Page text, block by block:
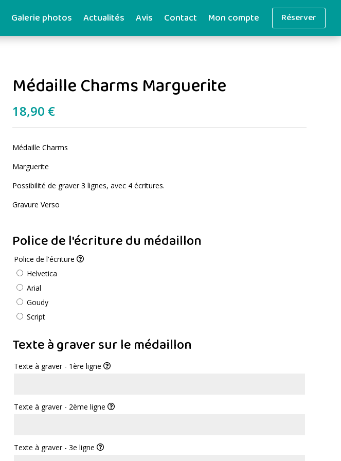
Galerie photos Actualités Avis Contact Mon compte Réserver
Médaille Charms Marguerite
18,90 €
Médaille Charms
Marguerite
Possibilité de graver 3 lignes, avec 4 écritures.
Gravure Verso
Police de l'écriture du médaillon
Police de l'écriture
Helvetica
Arial
Goudy
Script
Texte à graver sur le médaillon
Texte à graver - 1ère ligne
Texte à graver - 2ème ligne
Texte à graver - 3e ligne